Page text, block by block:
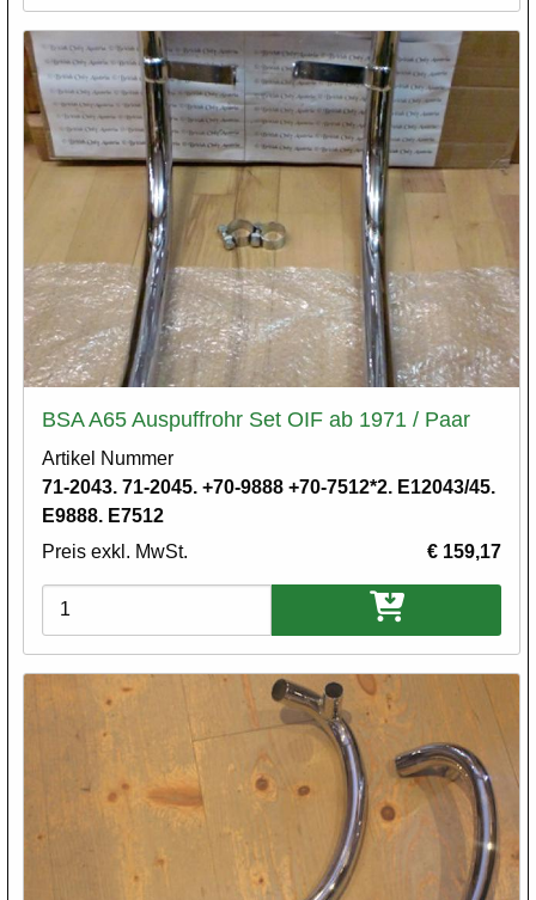
BSA A65 Auspuffrohr Set OIF ab 1971 / Paar
Artikel Nummer
71-2043. 71-2045. +70-9888 +70-7512*2. E12043/45.
E9888. E7512
Preis exkl. MwSt.
€ 159,17
Varianten